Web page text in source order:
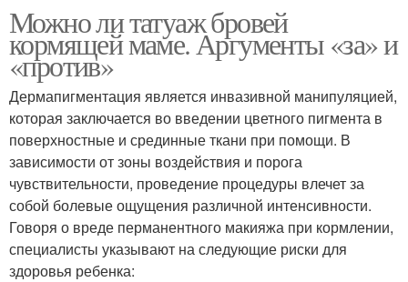
Можно ли татуаж бровей
кормящей маме. Аргументы «за» и
«против»
Дермапигментация является инвазивной манипуляцией,
которая заключается во введении цветного пигмента в
поверхностные и срединные ткани при помощи. В
зависимости от зоны воздействия и порога
чувствительности, проведение процедуры влечет за
собой болевые ощущения различной интенсивности.
Говоря о вреде перманентного макияжа при кормлении,
специалисты указывают на следующие риски для
здоровья ребенка: